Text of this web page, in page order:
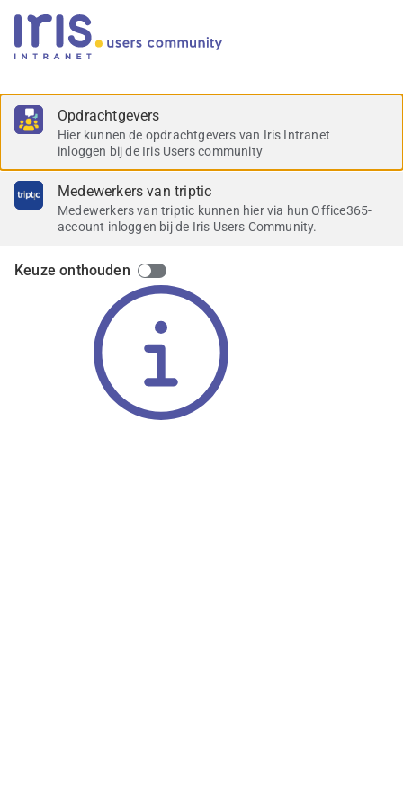
Selecteer inlogmethode
Opdrachtgevers
Hier kunnen de opdrachtgevers van Iris Intranet
inloggen bij de Iris Users community
Medewerkers van triptic
Medewerkers van triptic kunnen hier via hun Office365-
account inloggen bij de Iris Users Community.
Keuze onthouden